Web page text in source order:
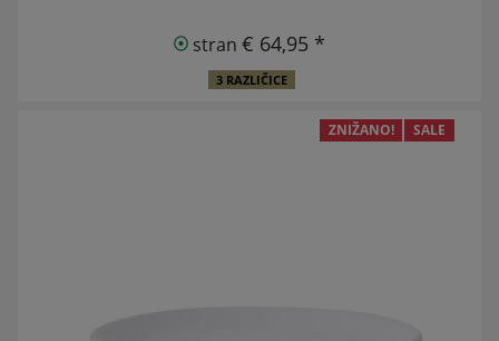
stran€ 64,95 *
3 RAZLIČICE
ZNIŽANO! SALE